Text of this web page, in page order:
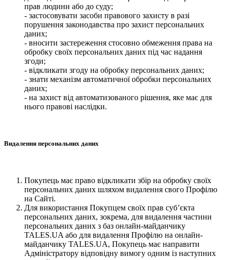
прав людини або до суду;
- застосовувати засоби правового захисту в разі
порушення законодавства про захист персональних
даних;
- вносити застереження стосовно обмеження права на
обробку своїх персональних даних під час надання
згоди;
- відкликати згоду на обробку персональних даних;
- знати механізм автоматичної обробки персональних
даних;
- на захист від автоматизованого рішення, яке має для
нього правові наслідки.
Видалення персональних даних
Покупець має право відкликати збір на обробку своїх
персональних даних шляхом видалення свого Профілю
на Сайті.
Для використання Покупцем своїх прав суб’єкта
персональних даних, зокрема, для видалення частини
персональних даних з баз онлайн-майданчику
TALES.UA або для видалення Профілю на онлайн-
майданчику TALES.UA, Покупець має направити
Адміністратору відповідну вимогу одним із наступних